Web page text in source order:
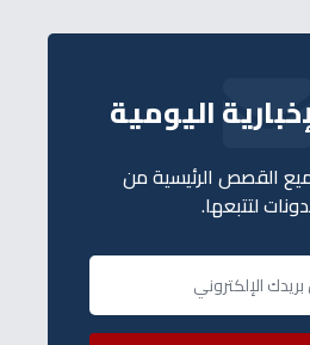
اليومية
القصص الرئيسية من
لتتبعها.